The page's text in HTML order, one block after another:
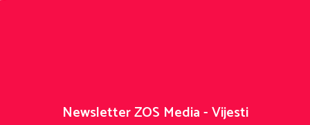
Newsletter ZOS Media - Vijesti